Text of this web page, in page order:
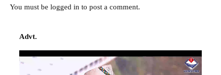
You must be logged in to post a comment.
Advt.
Video